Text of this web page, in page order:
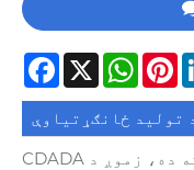
Facebook
X
تولید ځانګړتیاوې
CDADA د 1983 راهیسې د باور وړ فابریکه ده، زموږ د